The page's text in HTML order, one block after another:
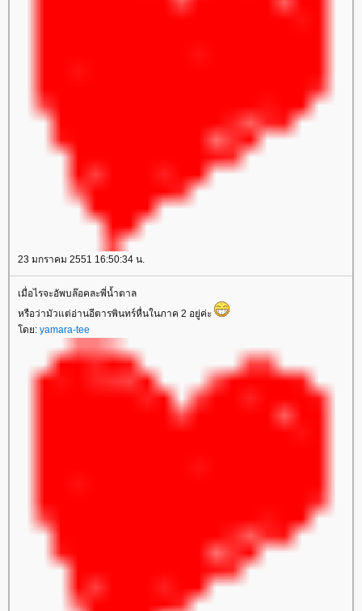
23 มกราคม 2551 16:50:34 น.
เมื่อไรจะอัพบล๊อคละพี่น้ำตาล
หรือว่ามัวแต่อ่านอีตารพินทร์หื่นในภาค 2 อยู่ค่ะ
ดย: yamara-tee